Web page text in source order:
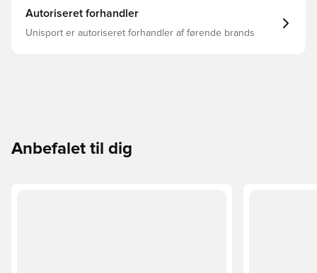
Autoriseret forhandler
Unisport er autoriseret forhandler af førende brands
Anbefalet til dig